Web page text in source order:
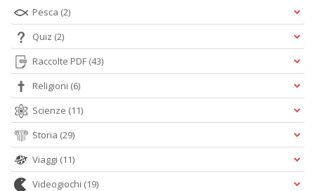
Pesca (2)
Quiz (2)
Raccolte PDF (43)
Religioni (6)
Scienze (11)
Storia (29)
Viaggi (11)
Videogiochi (19)